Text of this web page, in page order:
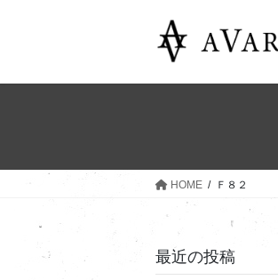
HOME Ｆ８２
最近の投稿